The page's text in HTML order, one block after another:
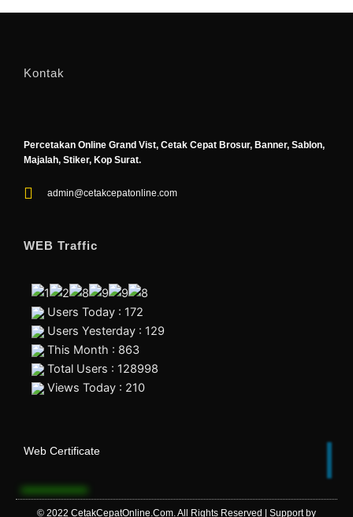
Kontak
Percetakan Online Grand Vist, Cetak Cepat Brosur, Banner, Sablon,
Majalah, Stiker, Kop Surat.
admin@cetakcepatonline.com
WEB Traffic
Users Today : 172
Users Yesterday : 129
This Month : 863
Total Users : 128998
Views Today : 210
Web Certificate
© 2022 CetakCepatOnline.Com. All Rights Reserved | Support by